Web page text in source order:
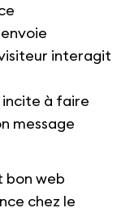
interagit
incite à faire
message
bon web
chez le